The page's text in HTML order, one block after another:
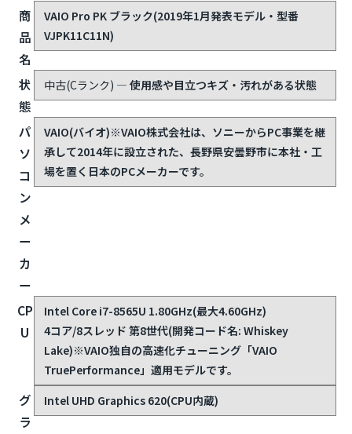
商
品
名
VAIO Pro PK ブラック(2019年1月発表モデル・型番
VJPK11C11N)
状
態
中古(Cランク) — 使用感や目立つキズ・汚れがある状態
パ
ソ
コ
ン
メ
ー
カ
ー
VAIO(バイオ)※VAIO株式会社は、ソニーからPC事業を継
承して2014年に設立された、長野県安曇野市に本社・工
場を置く日本のPCメーカーです。
CP
U
Intel Core i7-8565U 1.80GHz(最大4.60GHz)
4コア/8スレッド 第8世代(開発コード名: Whiskey
Lake)※VAIO独自の高速化チューニング「VAIO
TruePerformance」適用モデルです。
グ
ラ
Intel UHD Graphics 620(CPU内蔵)